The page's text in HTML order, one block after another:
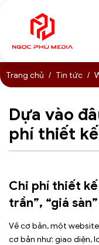
Trang chủ Tin tức
Dựa vào
phí thiết
Chi phí thiết
trần”, “giá sàn”
Về cơ bản, một
cơ bản như: giao diện,